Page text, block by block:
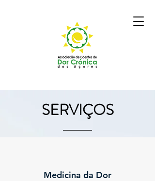
SERVIÇOS
Medicina da Dor